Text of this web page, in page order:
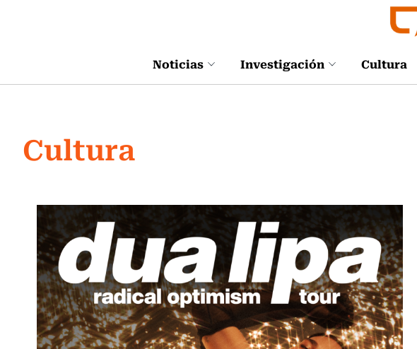
Noticias Investigación Cultura
Cultura